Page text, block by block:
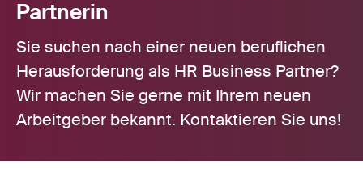
Partnerin
Sie suchen nach einer neuen beruflichen
Herausforderung als HR Business Partner?
Wir machen Sie gerne mit Ihrem neuen
Arbeitgeber bekannt. Kontaktieren Sie uns!